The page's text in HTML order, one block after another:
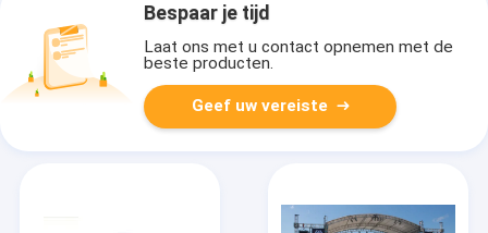
Bespaar je tijd
Laat ons met u contact opnemen met de
beste producten.
Geef uw vereiste